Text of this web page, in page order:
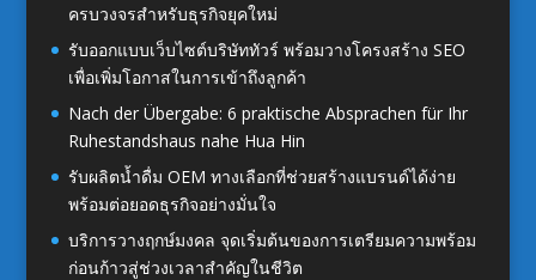
ครบวงจรสำหรับธุรกิจยุคใหม่
รับออกแบบเว็บไซต์บริษัททัวร์ พร้อมวางโครงสร้าง SEO
เพื่อเพิ่มโอกาสในการเข้าถึงลูกค้า
Nach der Übergabe: 6 praktische Absprachen für Ihr
Ruhestandshaus nahe Hua Hin
รับผลิตน้ำดื่ม OEM ทางเลือกที่ช่วยสร้างแบรนด์ได้ง่าย
พร้อมต่อยอดธุรกิจอย่างมั่นใจ
บริการวางฤกษ์มงคล จุดเริ่มต้นของการเตรียมความพร้อม
ก่อนก้าวสู่ช่วงเวลาสำคัญในชีวิต